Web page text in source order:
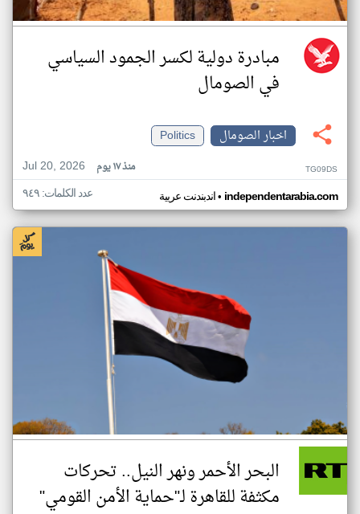
مبادرة دولية لكسر الجمود السياسي
في الصومال
اخبار الصومال
Politics
Jul 20, 2026
منذ ١٧ يوم TG09DS
اندبندنت عربية• independentarabia.com عدد الكلمات: ٩٤٩
البحر الأحمر ونهر النيل.. تحركات
مكثفة للقاهرة لـ"حماية الأمن القومي"